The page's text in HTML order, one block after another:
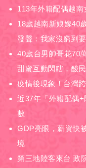
113年外籍配偶越
18歲越南新娘嫁40
發聲：我家沒窮到要
40歲台男帥哥花70
甜蜜互動閃瞎，酸
疫情後現象！台灣
近37年「外籍配偶+
數
GDP亮眼，薪資快
境
第三地陸客來台 政